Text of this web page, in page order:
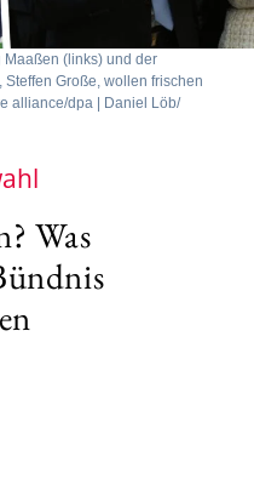
Maaßen (links) und der
Große, wollen frischen
alliance/dpa | Daniel Löb/
Was